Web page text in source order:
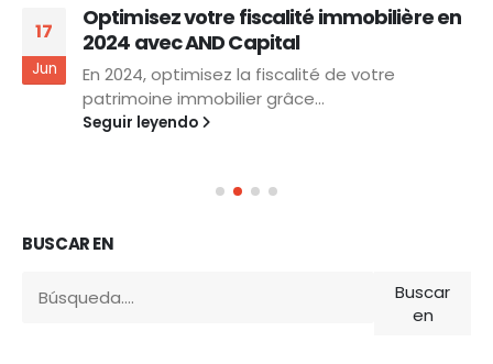
17
Jun
Optimisez votre fiscalité immobilière en
2024 avec AND Capital
En 2024, optimisez la fiscalité de votre
patrimoine immobilier grâce...
Seguir leyendo
BUSCAR EN
Buscar
en